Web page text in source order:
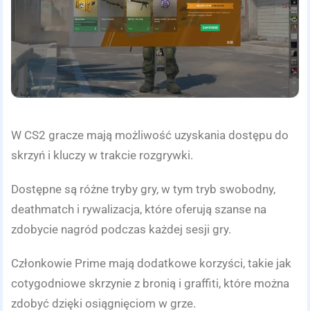
W CS2 gracze mają możliwość uzyskania dostępu do
skrzyń i kluczy w trakcie rozgrywki.
Dostępne są różne tryby gry, w tym tryb swobodny,
deathmatch i rywalizacja, które oferują szanse na
zdobycie nagród podczas każdej sesji gry.
Członkowie Prime mają dodatkowe korzyści, takie jak
cotygodniowe skrzynie z bronią i graffiti, które można
zdobyć dzięki osiągnięciom w grze.